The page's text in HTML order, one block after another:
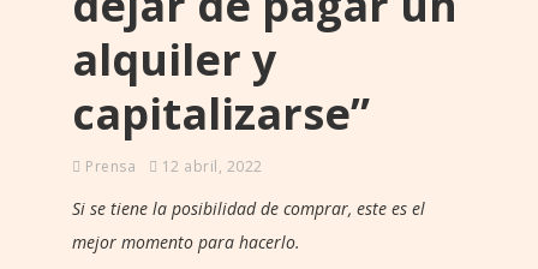
alquiler y
capitalizarse”
Prensa 12 abril, 2022
Si se tiene la posibilidad de comprar, este es el
mejor momento para hacerlo.